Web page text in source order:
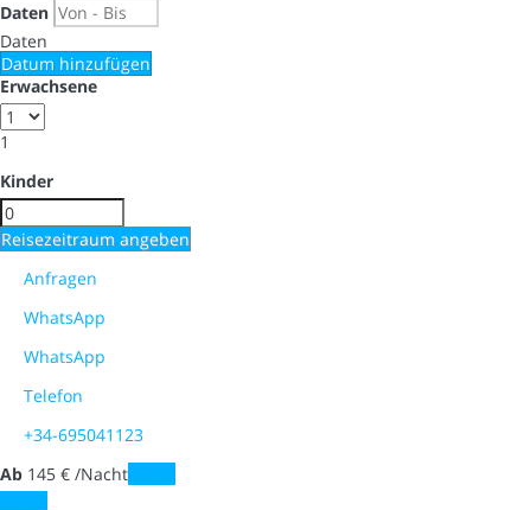
Daten
Daten
Datum hinzufügen
Erwachsene
1
Kinder
Reisezeitraum angeben
Anfragen
WhatsApp
WhatsApp
Telefon
+34-695041123
Ab 145 € /Nacht